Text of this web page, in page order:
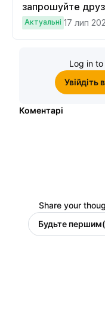
запрошуйте
депозит на $100
Актуальні 17 лип
Log in
Увійдіть
Коментарі
Share your
Будьте